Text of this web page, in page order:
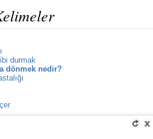
durmak
dönmek nedir?